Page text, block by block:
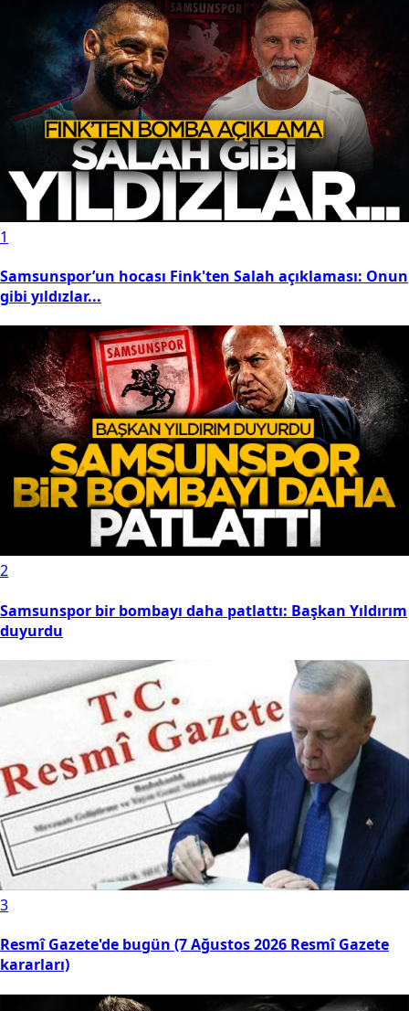
1
Samsunspor’un hocası Fink'ten Salah açıklaması: Onun
gibi yıldızlar...
2
Samsunspor bir bombayı daha patlattı: Başkan Yıldırım
duyurdu
3
Resmî Gazete'de bugün (7 Ağustos 2026 Resmî Gazete
kararları)